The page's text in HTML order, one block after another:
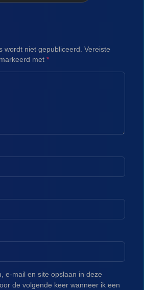
wordt niet gepubliceerd.
Vereiste
met*
e-mail en site opslaan in deze
de volgende keer wanneer ik een